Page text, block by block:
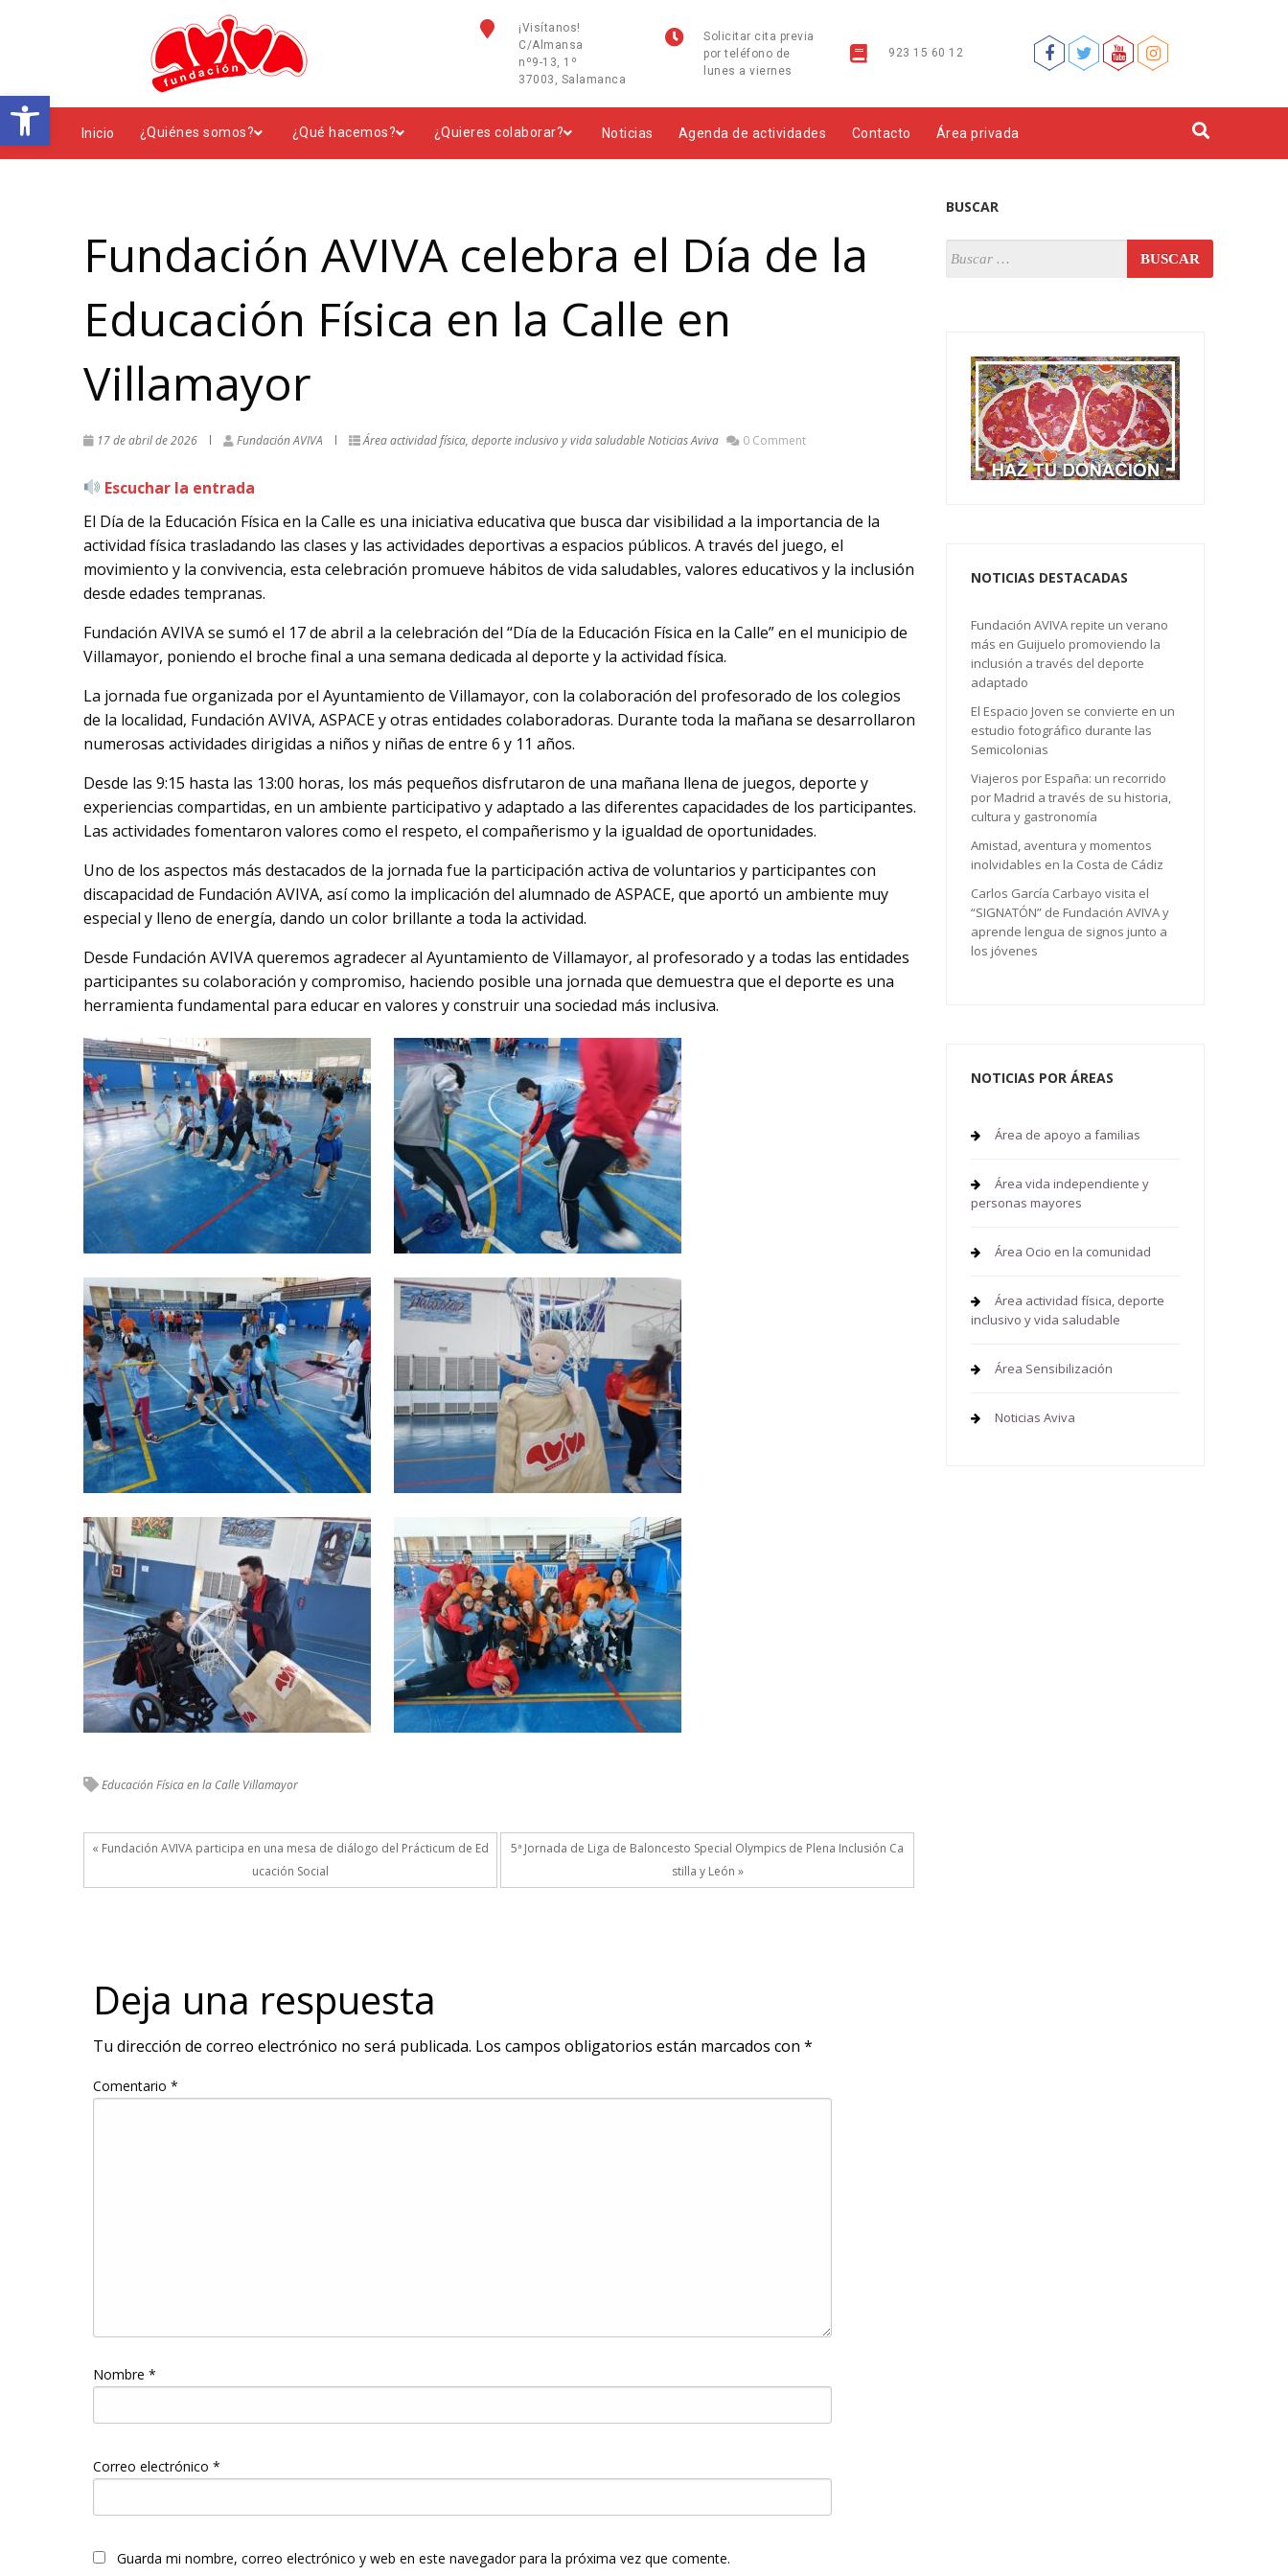
Abrir barra de herramientas
¡Visítanos!
C/Almansa
nº9-13, 1º
37003, Salamanca
Solicitar cita previa
por teléfono de
lunes a viernes
923 15 60 12
Inicio ¿Quiénes somos? ¿Qué hacemos? ¿Quieres colaborar? Noticias Agenda de actividades Contacto Área privada
Fundación AVIVA celebra el Día de la
Educación Física en la Calle en
Villamayor
17 de abril de 2026 Fundación AVIVA Área actividad física, deporte inclusivo y vida saludableNoticias Aviva 0 Comment
Escuchar la entrada
El Día de la Educación Física en la Calle es una iniciativa educativa que busca dar visibilidad a la importancia de la
actividad física trasladando las clases y las actividades deportivas a espacios públicos. A través del juego, el
movimiento y la convivencia, esta celebración promueve hábitos de vida saludables, valores educativos y la inclusión
desde edades tempranas.
Fundación AVIVA se sumó el 17 de abril a la celebración del “Día de la Educación Física en la Calle” en el municipio de
Villamayor, poniendo el broche final a una semana dedicada al deporte y la actividad física.
La jornada fue organizada por el Ayuntamiento de Villamayor, con la colaboración del profesorado de los colegios
de la localidad, Fundación AVIVA, ASPACE y otras entidades colaboradoras. Durante toda la mañana se desarrollaron
numerosas actividades dirigidas a niños y niñas de entre 6 y 11 años.
Desde las 9:15 hasta las 13:00 horas, los más pequeños disfrutaron de una mañana llena de juegos, deporte y
experiencias compartidas, en un ambiente participativo y adaptado a las diferentes capacidades de los participantes.
Las actividades fomentaron valores como el respeto, el compañerismo y la igualdad de oportunidades.
Uno de los aspectos más destacados de la jornada fue la participación activa de voluntarios y participantes con
discapacidad de Fundación AVIVA, así como la implicación del alumnado de ASPACE, que aportó un ambiente muy
especial y lleno de energía, dando un color brillante a toda la actividad.
Desde Fundación AVIVA queremos agradecer al Ayuntamiento de Villamayor, al profesorado y a todas las entidades
participantes su colaboración y compromiso, haciendo posible una jornada que demuestra que el deporte es una
herramienta fundamental para educar en valores y construir una sociedad más inclusiva.
Educación Física en la Calle Villamayor
« Fundación AVIVA participa en una mesa de diálogo del Prácticum de Ed
ucación Social
5ª Jornada de Liga de Baloncesto Special Olympics de Plena Inclusión Ca
stilla y León »
Deja una respuesta
Tu dirección de correo electrónico no será publicada. Los campos obligatorios están marcados con *
Comentario *
Nombre *
Correo electrónico *
Guarda mi nombre, correo electrónico y web en este navegador para la próxima vez que comente.
BUSCAR
NOTICIAS DESTACADAS
Fundación AVIVA repite un verano
más en Guijuelo promoviendo la
inclusión a través del deporte
adaptado
El Espacio Joven se convierte en un
estudio fotográfico durante las
Semicolonias
Viajeros por España: un recorrido
por Madrid a través de su historia,
cultura y gastronomía
Amistad, aventura y momentos
inolvidables en la Costa de Cádiz
Carlos García Carbayo visita el
“SIGNATÓN” de Fundación AVIVA y
aprende lengua de signos junto a
los jóvenes
NOTICIAS POR ÁREAS
Área de apoyo a familias
Área vida independiente y
personas mayores
Área Ocio en la comunidad
Área actividad física, deporte
inclusivo y vida saludable
Área Sensibilización
Noticias Aviva